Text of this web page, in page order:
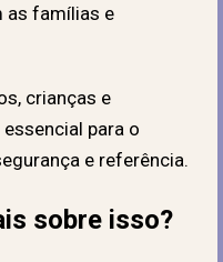
as famílias e
crianças e
para o
e referência.
sobre isso?